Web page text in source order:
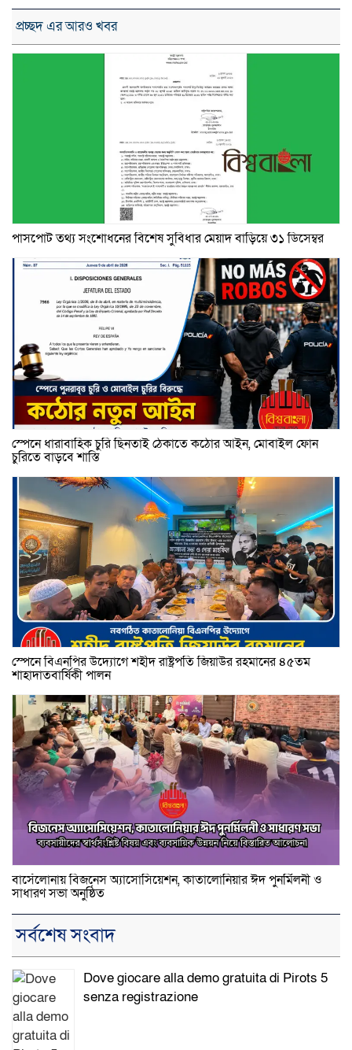
প্রচ্ছদ এর আরও খবর
পাসপোর্ট তথ্য সংশোধনের বিশেষ সুবিধার মেয়াদ বাড়িয়ে ৩১ ডিসেম্বর
স্পেনে ধারাবাহিক চুরি ছিনতাই ঠেকাতে কঠোর আইন, মোবাইল ফোন
চুরিতে বাড়বে শাস্তি
স্পেনে বিএনপির উদ্যোগে শহীদ রাষ্ট্রপতি জিয়াউর রহমানের ৪৫তম
শাহাদাতবার্ষিকী পালন
বার্সেলোনায় বিজনেস অ্যাসোসিয়েশন, কাতালোনিয়ার ঈদ পুনর্মিলনী ও
সাধারণ সভা অনুষ্ঠিত
সর্বশেষ সংবাদ
Dove giocare alla demo gratuita di Pirots 5
senza registrazione